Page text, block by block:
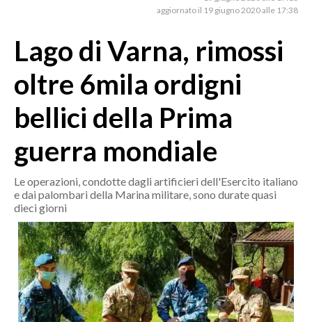
SASSARI E PROVINCIA
GALLURA
OGLIASTRA
ITALIA
POLITICA
ECONOMIA
SERVIZI ALLE IMPRESE
aggiornato il 19 giugno 2020 alle 17:38
Lago di Varna, rimossi
oltre 6mila ordigni
bellici della Prima
guerra mondiale
Le operazioni, condotte dagli artificieri dell'Esercito italiano
e dai palombari della Marina militare, sono durate quasi
dieci giorni